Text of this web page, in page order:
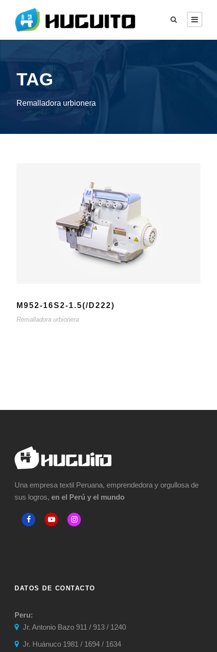
TAG
Remalladora urbionera
M952-16S2-1.5(/D222)
Remalladora urbionera
Una empresa textil Peruana, emprendedora y orgullosa de
sus logros, en el Perú y el mundo
DATOS DE CONTACTO
Peru:
Jr. Antonio Bazo 911 / 913 / 1240
Jr. Huánuco 1981 / 1694 / 1634